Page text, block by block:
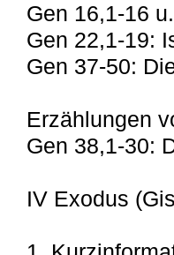
Gen 16,1-16
Gen 22,1-19:
Gen 37-50:
Erzählungen
Gen 38,1-30:
IV Exodus